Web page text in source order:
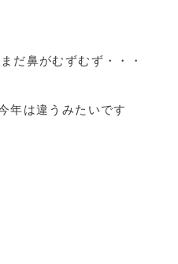
だ鼻がむずむず・・・
年は違うみたいです